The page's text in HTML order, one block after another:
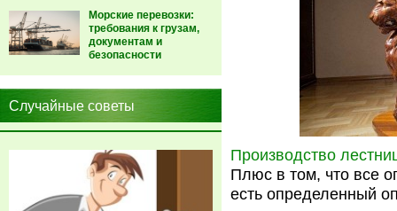
Морские перевозки:
требования к грузам,
документам и
безопасности
Случайные советы
Производство
Плюс в том, что все
есть определенный